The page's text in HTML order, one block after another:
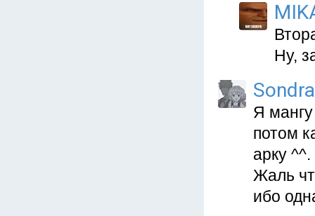
Ну,
Я
потом
арку
Жаль
ибо